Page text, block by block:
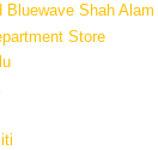
Bluewave Shah Alam
Store